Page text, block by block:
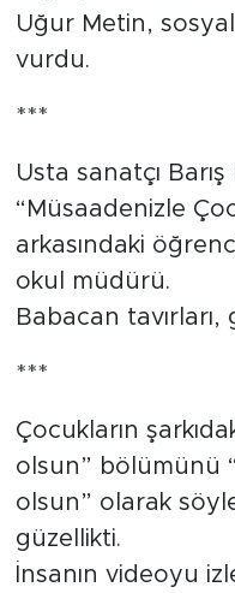
Uğur Metin,
vurdu.
***
Usta sanatçı
“Müsaadenizle
arkasındaki
okul müdürü.
Babacan
***
Çocukların
olsun” bölümünü
olsun” olarak
güzellikti.
İnsanın videoyu